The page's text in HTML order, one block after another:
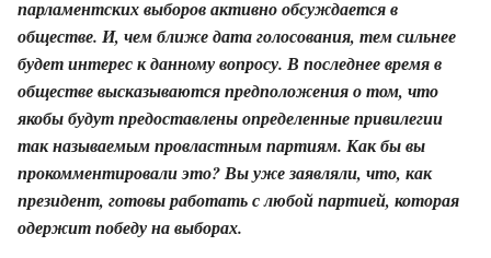
парламентских выборов активно обсуждается в
обществе. И, чем ближе дата голосования, тем сильнее
будет интерес к данному вопросу. В последнее время в
обществе высказываются предположения о том, что
якобы будут предоставлены определенные привилегии
так называемым провластным партиям. Как бы вы
прокомментировали это? Вы уже заявляли, что, как
президент, готовы работать с любой партией, которая
одержит победу на выборах.